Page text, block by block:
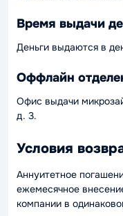
Время выдачи
Деньги выдаются в
Оффлайн
Офис выдачи
д. 3.
Условия
Аннуитетное
ежемесячное
компании в